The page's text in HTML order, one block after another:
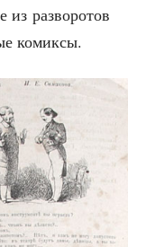
из раз­во­ро­тов
комиксы.